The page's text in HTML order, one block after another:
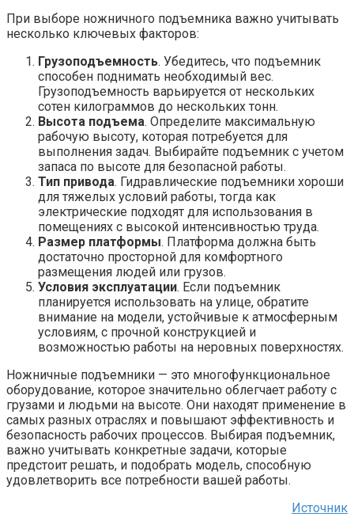
При выборе ножничного подъемника важно учитывать
несколько ключевых факторов:
Грузоподъемность. Убедитесь, что подъемник
способен поднимать необходимый вес.
Грузоподъемность варьируется от нескольких
сотен килограммов до нескольких тонн.
Высота подъема. Определите максимальную
рабочую высоту, которая потребуется для
выполнения задач. Выбирайте подъемник с учетом
запаса по высоте для безопасной работы.
Тип привода. Гидравлические подъемники хороши
для тяжелых условий работы, тогда как
электрические подходят для использования в
помещениях с высокой интенсивностью труда.
Размер платформы. Платформа должна быть
достаточно просторной для комфортного
размещения людей или грузов.
Условия эксплуатации. Если подъемник
планируется использовать на улице, обратите
внимание на модели, устойчивые к атмосферным
условиям, с прочной конструкцией и
возможностью работы на неровных поверхностях.
Ножничные подъемники — это многофункциональное
оборудование, которое значительно облегчает работу с
грузами и людьми на высоте. Они находят применение в
самых разных отраслях и повышают эффективность и
безопасность рабочих процессов. Выбирая подъемник,
важно учитывать конкретные задачи, которые
предстоит решать, и подобрать модель, способную
удовлетворить все потребности вашей работы.
Источник